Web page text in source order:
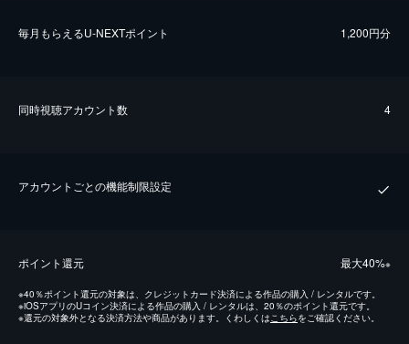
毎⽉もらえるU-NEXTポイント 1,200円分
同時視聴アカウント数 4
アカウントごとの機能制限設定
ポイント還元 最⼤40%※
※40％ポイント還元の対象は、クレジットカード決済による作品の購入 / レンタルです。
※iOSアプリのUコイン決済による作品の購入 / レンタルは、20％のポイント還元です。
※還元の対象外となる決済方法や商品があります。くわしくはこちらをご確認ください。